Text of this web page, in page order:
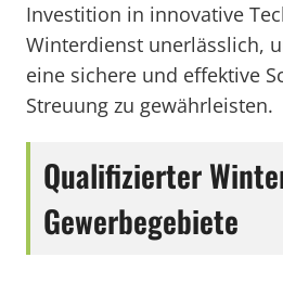
Investition in innovative
Winterdienst unerlässlich,
eine sichere und effektive
Streuung zu gewährleisten.
Qualifizierter
Gewerbegebiete